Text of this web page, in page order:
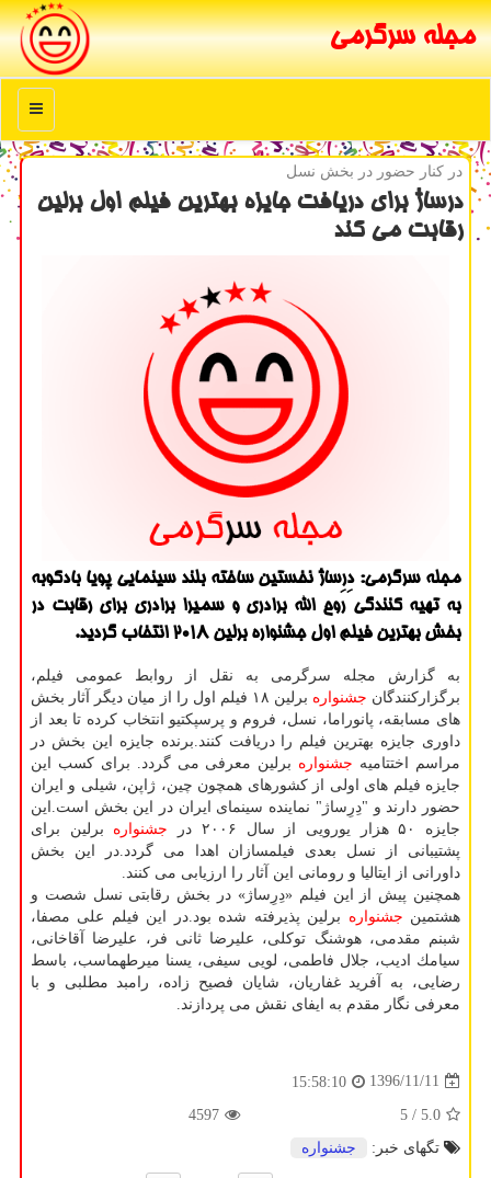
مجله سرگرمی
منو
در كنار حضور در بخش نسل
درساژ برای دریافت جایزه بهترین فیلم اول برلین
رقابت می كند
مجله سرگرمی: دِرِساژ نخستین ساخته بلند سینمایی پویا بادكوبه
به تهیه كنندگی روح الله برادری و سمیرا برادری برای رقابت در
بخش بهترین فیلم اول جشنواره برلین ۲۰۱۸ انتخاب گردید.
به گزارش مجله سرگرمی به نقل از روابط عمومی فیلم،
برگزاركنندگان جشنواره
برلین ۱۸ فیلم اول را از میان دیگر آثار بخش
های مسابقه، پانوراما، نسل، فروم و پرسپكتیو انتخاب كرده تا بعد از
داوری جایزه بهترین فیلم را دریافت كنند.برنده جایزه این بخش در
مراسم اختتامیه جشنواره برلین معرفی می گردد. برای كسب این
جایزه فیلم های اولی از كشورهای همچون چین، ژاپن، شیلی و ایران
حضور دارند و "دِرِساژ" نماینده سینمای ایران در این بخش است.این
جایزه ۵۰ هزار یورویی از سال ۲۰۰۶ در
جشنواره برلین برای
پشتیبانی از نسل بعدی فیلمسازان اهدا می گردد.در این بخش
داورانی از ایتالیا و رومانی این آثار را ارزیابی می كنند.
همچنین پیش از این فیلم «دِرِساژ» در بخش رقابتی نسل شصت و
هشتمین جشنواره برلین پذیرفته شده بود.در این فیلم علی مصفا،
شبنم مقدمی، هوشنگ توكلی، علیرضا ثانی فر، علیرضا آقاخانی،
سیامك ادیب، جلال فاطمی، لویی سیفی، یسنا میرطهماسب، باسط
رضایی، به آفرید غفاریان، شایان فصیح زاده، رامبد مطلبی و با
معرفی نگار مقدم به ایفای نقش می پردازند.
1396/11/11
15:58:10
5.0
/ 5
4597
تگهای خبر:
جشنواره